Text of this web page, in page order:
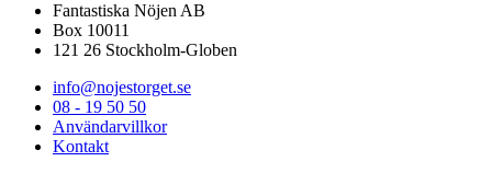
Fantastiska Nöjen AB
Box 10011
121 26 Stockholm-Globen
info@nojestorget.se
08 - 19 50 50
Användarvillkor
Kontakt